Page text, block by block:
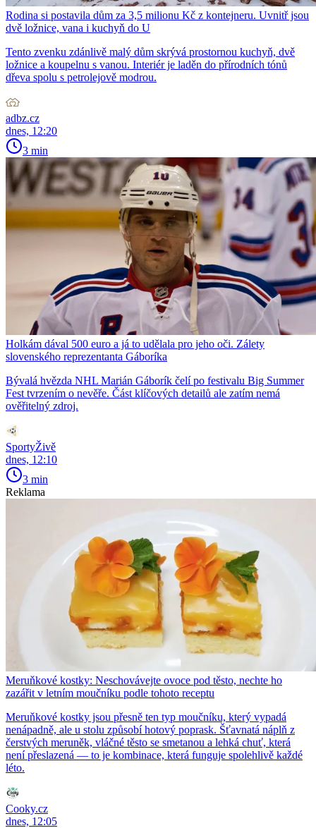
Rodina si postavila dům za 3,5 milionu Kč z kontejneru. Uvnitř jsou
dvě ložnice, vana i kuchyň do U
Tento zvenku zdánlivě malý dům skrývá prostornou kuchyň, dvě
ložnice a koupelnu s vanou. Interiér je laděn do přírodních tónů
dřeva spolu s petrolejově modrou.
adbz.cz
dnes, 12:20
3 min
Holkám dával 500 euro a já to udělala pro jeho oči. Zálety
slovenského reprezentanta Gáboríka
Bývalá hvězda NHL Marián Gáborík čelí po festivalu Big Summer
Fest tvrzením o nevěře. Část klíčových detailů ale zatím nemá
ověřitelný zdroj.
SportyŽivě
dnes, 12:10
3 min
Reklama
Meruňkové kostky: Neschovávejte ovoce pod těsto, nechte ho
zazářit v letním moučníku podle tohoto receptu
Meruňkové kostky jsou přesně ten typ moučníku, který vypadá
nenápadně, ale u stolu způsobí hotový poprask. Šťavnatá náplň z
čerstvých meruněk, vláčné těsto se smetanou a lehká chuť, která
není přeslazená — to je kombinace, která funguje spolehlivě každé
léto.
Cooky.cz
dnes, 12:05